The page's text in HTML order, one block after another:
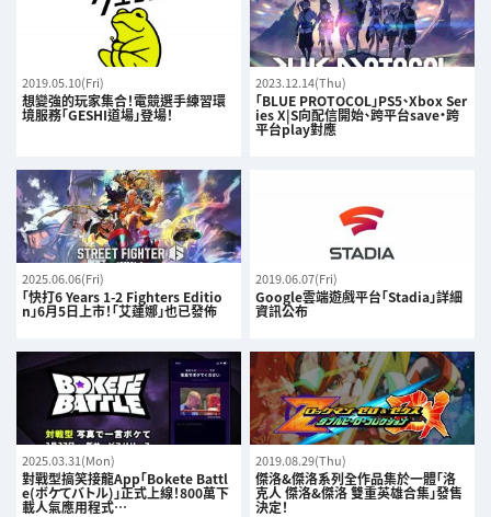
2019.05.10(Fri)
想變強的玩家集合！電競選手練習環
境服務「GESHI道場」登場！
2023.12.14(Thu)
「BLUE PROTOCOL」PS5、Xbox Ser
ies X|S向配信開始、跨平台save・跨
平台play對應
2025.06.06(Fri)
「快打6 Years 1-2 Fighters Editio
n」6月5日上市！「艾蓮娜」也已發佈
2019.06.07(Fri)
Google雲端遊戲平台「Stadia」詳細
資訊公布
2025.03.31(Mon)
對戰型搞笑接龍App「Bokete Battl
e(ボケてバトル)」正式上線！800萬下
載人氣應用程式…
2019.08.29(Thu)
傑洛&傑洛系列全作品集於一體「洛
克人 傑洛&傑洛 雙重英雄合集」發售
決定！